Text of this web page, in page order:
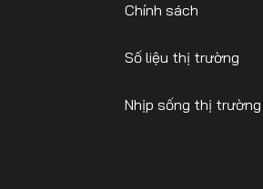
Chính sách
Số liệu thị trường
Nhịp sống thị trường